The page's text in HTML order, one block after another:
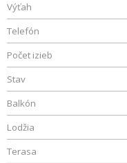
Výťah
Telefón
Počet izieb
Stav
Balkón
Lodžia
Terasa